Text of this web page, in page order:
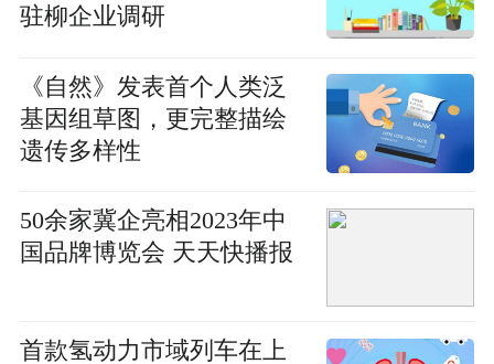
驻柳企业调研
《自然》发表首个人类泛
基因组草图，更完整描绘
遗传多样性
50余家冀企亮相2023年中
国品牌博览会 天天快播报
首款氢动力市域列车在上